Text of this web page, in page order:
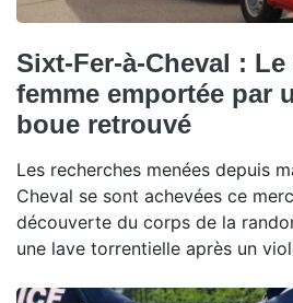
Sixt-Fer-à-Cheval :
femme emportée par
boue retrouvé
Les recherches menées depuis
Cheval se sont achevées ce
découverte du corps de la
une lave torrentielle après un